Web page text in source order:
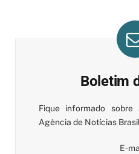
Boletim
Fique informado
Agência de Notícias
E-